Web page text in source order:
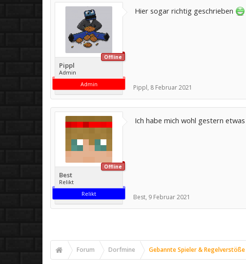
Offline
Pippl
Admin
Admin
Hier sogar richtig geschrieben
Pippl, 8 Februar 2021
Offline
Best
Relikt
Relikt
Ich habe mich wohl gestern
Best, 9 Februar 2021
Forum Dorfmine Gebannte Spieler & Regelverstöße